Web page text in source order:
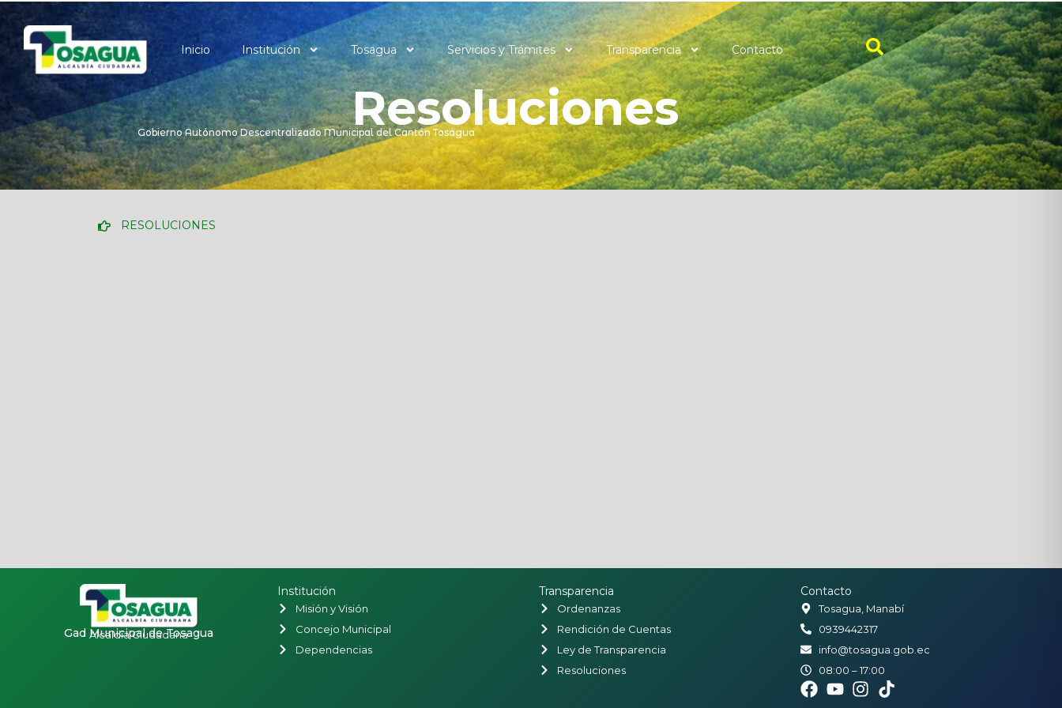
contenido
Inicio Institución Tosagua Servicios y Trámites Transparencia Contacto
Resoluciones
Gobierno Autónomo Descentralizado Municipal del Cantón Tosagua
RESOLUCIONES
Gad Municipal de Tosagua
Alcaldía Ciudadana
Institución
Misión y Visión
Concejo Municipal
Dependencias
Transparencia
Ordenanzas
Rendición de Cuentas
Ley de Transparencia
Resoluciones
Contacto
Tosagua, Manabí
0939442317
info@tosagua.gob.ec
08:00 – 17:00